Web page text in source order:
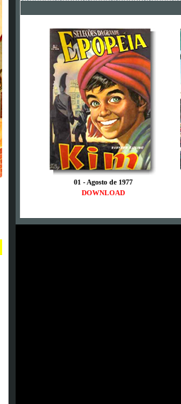
01 - Agosto de 1977
DOWNLOAD